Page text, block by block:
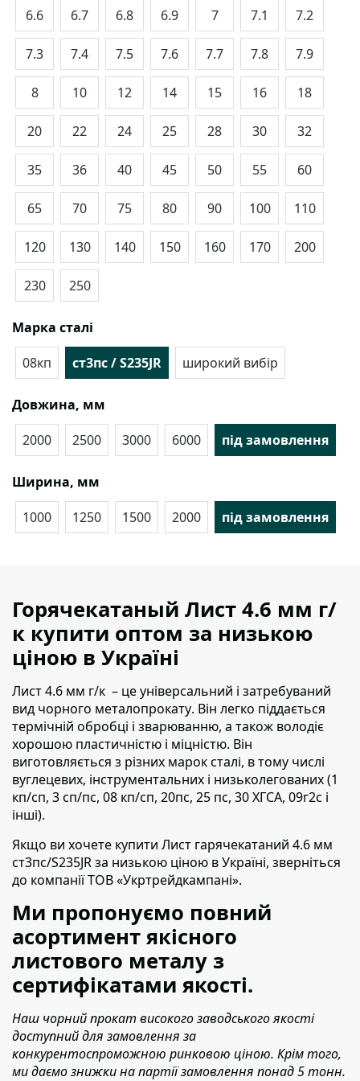
6.6 6.7 6.8 6.9 7 7.1 7.2
7.3 7.4 7.5 7.6 7.7 7.8 7.9
8 10 12 14 15 16 18
20 22 24 25 28 30 32
35 36 40 45 50 55 60
65 70 75 80 90 100 110
120 130 140 150 160 170 200
230 250
Марка сталі
08кп
ст3пс / S235JR широкий вибір
Довжина, мм
2000
2500 3000 6000 під замовлення
Ширина, мм
1000
1250 1500 2000 під замовлення
Горячекатаный Лист 4.6 мм г/
к купити оптом за низькою
ціною в Україні
Лист 4.6 мм г/к – це універсальний і затребуваний
вид чорного металопрокату. Він легко піддається
термічній обробці і зварюванню, а також володіє
хорошою пластичністю і міцністю. Він
виготовляється з різних марок сталі, в тому числі
вуглецевих, інструментальних і низьколегованих (1
кп/сп, 3 сп/пс, 08 кп/сп, 20пс, 25 пс, 30 ХГСА, 09г2с і
інші).
Якщо ви хочете купити Лист гарячекатаний 4.6 мм
ст3пс/S235JRза низькою ціною в Україні, зверніться
до компанії ТОВ «Укртрейдкампані».
Ми пропонуємо повний
асортимент якісного
листового металу з
сертифікатами якості.
Наш чорний прокат високого заводського якості
доступний для замовлення за
конкурентоспроможною ринковою ціною. Крім того,
ми даємо знижки на партії замовлення понад 5 тонн.